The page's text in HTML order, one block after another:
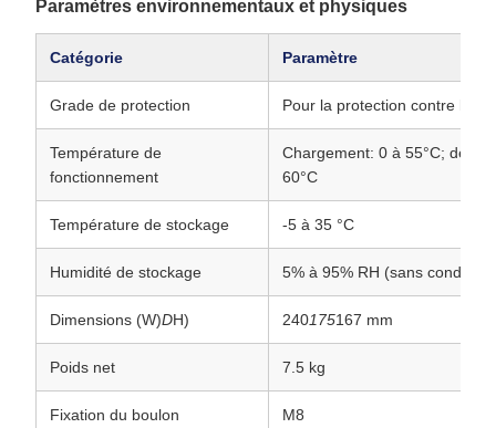
Paramètres environnementaux et physiques
Catégorie Paramètre
Grade de protection Pour la protection contre la
Température de
fonctionnement
Chargement: 0 à 55°C;
60°C
Température de stockage -5 à 35 °C
Humidité de stockage 5% à 95% RH (sans
Dimensions (W)DH) 240175167 mm
Poids net 7.5 kg
Fixation du boulon M8